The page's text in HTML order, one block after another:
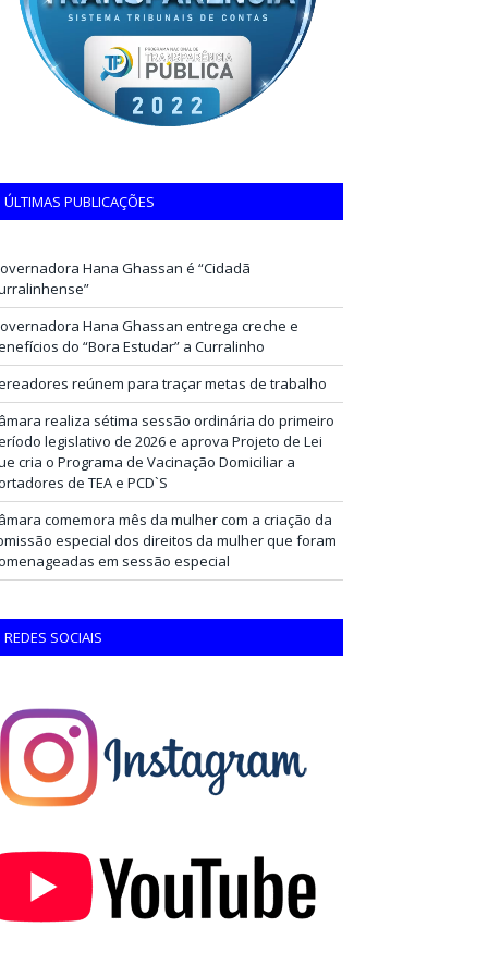
ÚLTIMAS PUBLICAÇÕES
Hana Ghassan é “Cidadã
Hana Ghassan entrega creche e
do “Bora Estudar” a Curralinho
reúnem para traçar metas de trabalho
realiza sétima sessão ordinária do primeiro
legislativo de 2026 e aprova Projeto de Lei
cria o Programa de Vacinação Domiciliar a
de TEA e PCD`S
comemora mês da mulher com a criação da
especial dos direitos da mulher que foram
em sessão especial
REDES SOCIAIS